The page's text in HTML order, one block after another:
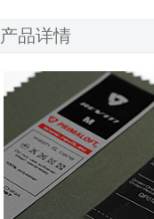
产品详情